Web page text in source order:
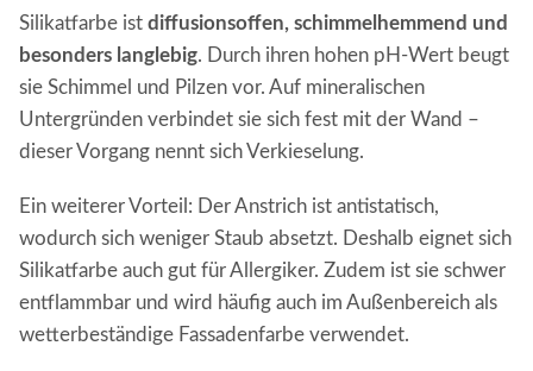
Silikatfarbe ist diffusionsoffen, schimmelhemmend und
besonders langlebig. Durch ihren hohen pH-Wert beugt
sie Schimmel und Pilzen vor. Auf mineralischen
Untergründen verbindet sie sich fest mit der Wand –
dieser Vorgang nennt sich Verkieselung.
Ein weiterer Vorteil: Der Anstrich ist antistatisch,
wodurch sich weniger Staub absetzt. Deshalb eignet sich
Silikatfarbe auch gut für Allergiker. Zudem ist sie schwer
entflammbar und wird häufig auch im Außenbereich als
wetterbeständige Fassadenfarbe verwendet.